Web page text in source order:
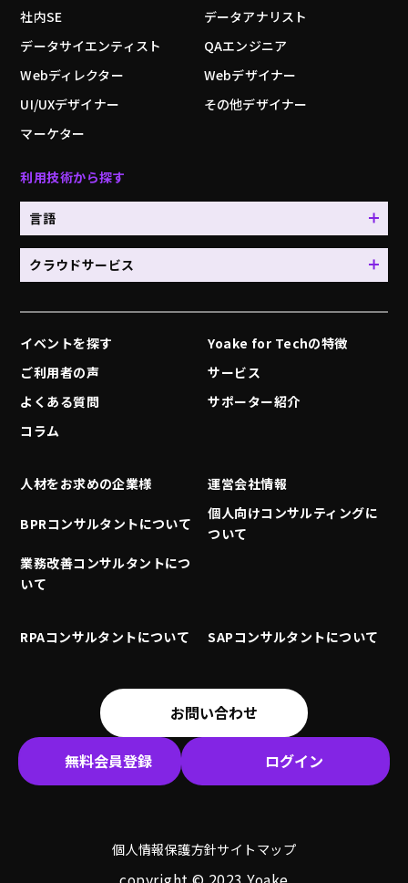
社内SE
データアナリスト
データサイエンティスト
QAエンジニア
Webディレクター
Webデザイナー
UI/UXデザイナー
その他デザイナー
マーケター
利用技術から探す
言語
クラウドサービス
イベントを探す
Yoake for Techの特徴
ご利用者の声
サービス
よくある質問
サポーター紹介
コラム
人材をお求めの企業様 運営会社情報
BPRコンサルタントについて
個人向けコンサルティングに
ついて
業務改善コンサルタントにつ
いて
RPAコンサルタントについて SAPコンサルタントについて
お問い合わせ
無料会員登録 ログイン
個人情報保護方針サイトマップ